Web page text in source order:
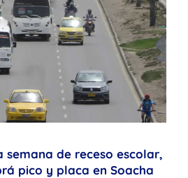
semana de receso escolar,
pico y placa en Soacha